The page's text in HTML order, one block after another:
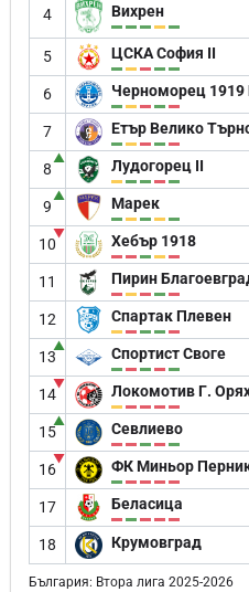
4 Вихрен
5 ЦСКА София II
6 Черноморец 1919
7 Етър Велико
8
▲ Лудогорец II
9
▲ Марек
10
▼ Хебър 1918
11 Пирин
12 Спартак Плевен
13
▲ Спортист Своге
14
▼ Локомотив Г.
15
▲ Севлиево
16
▼ ФК Миньор
17 Беласица
18 Крумовград
България: Втора лига 2025-2026